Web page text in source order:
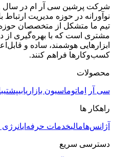
تیم ما متشکل از متخصصان حوزه
مشتری است که با بهره‌گیری از
ابزارهایی هوشمند، ساده و
کسب‌وکارها فراهم کنند.
محصولات
سی آر اِماتوماسیون بازاریابی
راهکار ها
آژانس‌هامالیخدمات حرفه‌ایانرژی
دسترسی سریع